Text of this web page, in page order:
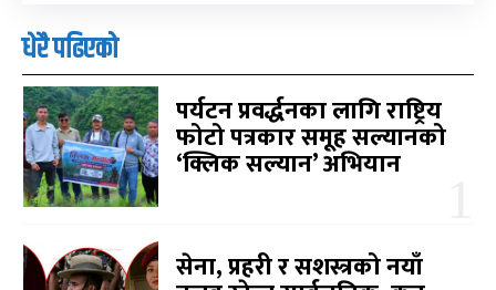
धेरै पढिएको
पर्यटन प्रवर्द्धनका लागि राष्ट्रिय
फोटो पत्रकार समूह सल्यानको
‘क्लिक सल्यान’ अभियान
सेना, प्रहरी र सशस्त्रको नयाँ